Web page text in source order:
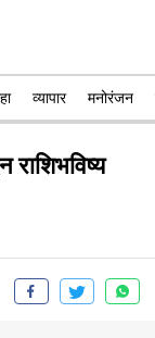
व्यापार मनोरंजन